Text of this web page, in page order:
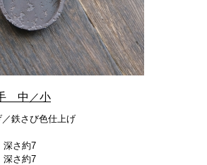
中 ／小
鉄さび色仕上げ
深さ約7
深さ約7